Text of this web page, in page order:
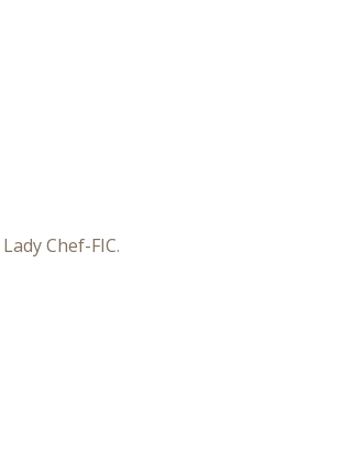
Lady Chef-FIC.